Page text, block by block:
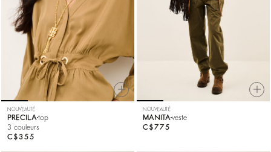
NOUVEAUTÉ
PRECILA top
3 couleurs
C$355
NOUVEAUTÉ
MANITA veste
C$775